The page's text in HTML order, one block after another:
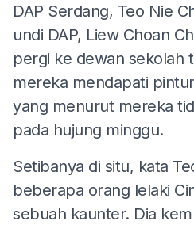
DAP Serdang, Teo Nie
undi DAP, Liew Choan
pergi ke dewan sekolah
mereka mendapati
yang menurut mereka
pada hujung minggu.
Setibanya di situ, kata
beberapa orang lelaki
sebuah kaunter. Dia